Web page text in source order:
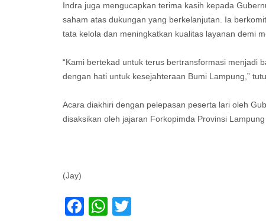
Indra juga mengucapkan terima kasih kepada
saham atas dukungan yang berkelanjutan. Ia
tata kelola dan meningkatkan kualitas layanan demi
“Kami bertekad untuk terus bertransformasi menjadi
dengan hati untuk kesejahteraan Bumi Lampung,”
Acara diakhiri dengan pelepasan peserta lari oleh
disaksikan oleh jajaran Forkopimda Provinsi
(Jay)
Facebook
WhatsApp